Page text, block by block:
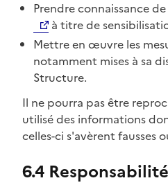
Prendre connaissance de
à titre de
Mettre en œuvre les
notamment mises à sa
Structure.
Il ne pourra pas être
utilisé des informations
celles-ci s'avèrent fausses
6.4